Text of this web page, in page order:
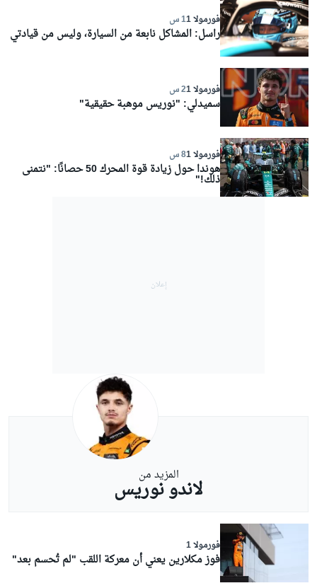
فورمولا 1 1 س
راسل: المشاكل نابعة من السيارة، وليس من قيادتي
فورمولا 1 2 س
سميدلي: "نوريس موهبة حقيقية"
فورمولا 1 8 س
هوندا حول زيادة قوة المحرك 50 حصانًا: "نتمنى
ذلك!"
المزيد من
لاندو نوريس
فورمولا 1
فوز مكلارين يعني أن معركة اللقب "لم تُحسم بعد"